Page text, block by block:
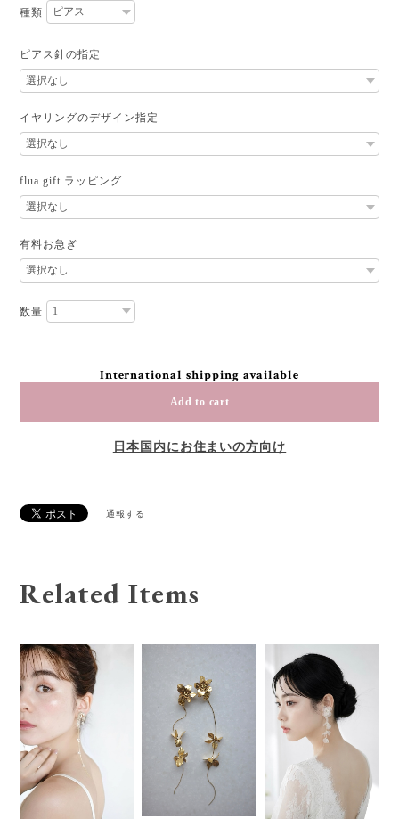
種類
ピアス針の指定
イヤリングのデザイン指定
flua gift ラッピング
有料お急ぎ
数量
International shipping available
Add to cart
日本国内にお住まいの方向け
通報する
Related Items